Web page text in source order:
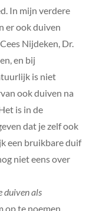
In mijn verdere
er ook duiven
Nijdeken, Dr.
en bij
is niet
ook duiven na
is in de
dat je zelf ook
een bruikbare duif
niet eens over
duiven als
op te noemen,